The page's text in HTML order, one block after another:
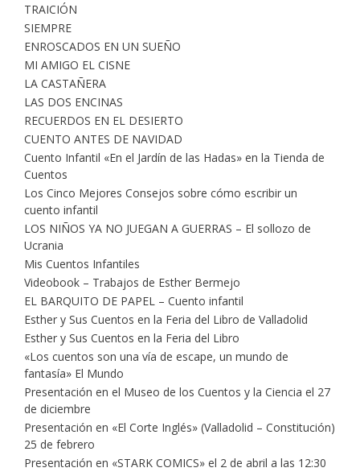
TRAICIÓN
SIEMPRE
ENROSCADOS EN UN SUEÑO
MI AMIGO EL CISNE
LA CASTAÑERA
LAS DOS ENCINAS
RECUERDOS EN EL DESIERTO
CUENTO ANTES DE NAVIDAD
Cuento Infantil «En el Jardín de las Hadas» en la Tienda de
Cuentos
Los Cinco Mejores Consejos sobre cómo escribir un
cuento infantil
LOS NIÑOS YA NO JUEGAN A GUERRAS – El sollozo de
Ucrania
Mis Cuentos Infantiles
Videobook – Trabajos de Esther Bermejo
EL BARQUITO DE PAPEL – Cuento infantil
Esther y Sus Cuentos en la Feria del Libro de Valladolid
Esther y Sus Cuentos en la Feria del Libro
«Los cuentos son una vía de escape, un mundo de
fantasía» El Mundo
Presentación en el Museo de los Cuentos y la Ciencia el 27
de diciembre
Presentación en «El Corte Inglés» (Valladolid – Constitución)
25 de febrero
Presentación en «STARK COMICS» el 2 de abril a las 12:30